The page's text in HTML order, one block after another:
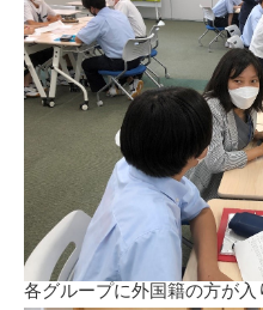
各グループに外国籍の方が入